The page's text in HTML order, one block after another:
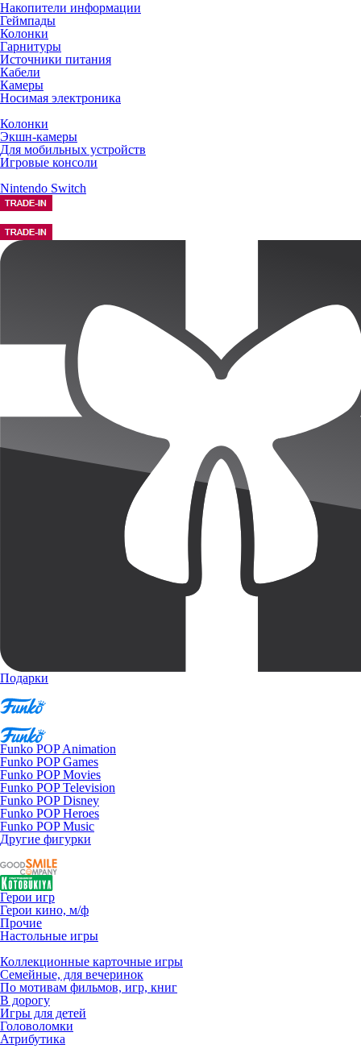
Накопители информации
Геймпады
Колонки
Гарнитуры
Источники питания
Кабели
Камеры
Носимая электроника
Колонки
Экшн-камеры
Для мобильных устройств
Игровые консоли
Nintendo Switch
Подарки
Funko POP Animation
Funko POP Games
Funko POP Movies
Funko POP Television
Funko POP Disney
Funko POP Heroes
Funko POP Music
Другие фигурки
Герои игр
Герои кино, м/ф
Прочие
Настольные игры
Коллекционные карточные игры
Семейные, для вечеринок
По мотивам фильмов, игр, книг
В дорогу
Игры для детей
Головоломки
Атрибутика